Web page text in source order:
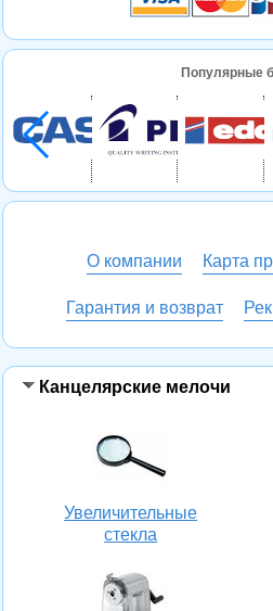
Канцелярские мелочи
Увеличительные
стекла
Популярные
О компании Карта
Гарантия и возврат